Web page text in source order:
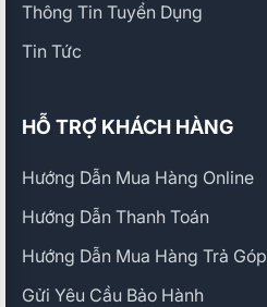
Thông Tin Tuyển Dụng
Tin Tức
HỖ TRỢ KHÁCH HÀNG
Hướng Dẫn Mua Hàng Online
Hướng Dẫn Thanh Toán
Hướng Dẫn Mua Hàng Trả Góp
Gửi Yêu Cầu Bảo Hành